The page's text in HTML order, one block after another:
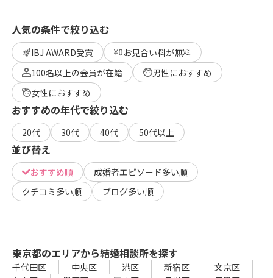
人気の条件で絞り込む
IBJ AWARD受賞
お見合い料が無料
100名以上の会員が在籍
男性におすすめ
女性におすすめ
おすすめの年代で絞り込む
20代 30代 40代 50代以上
並び替え
おすすめ順
成婚者エピソード多い順
クチコミ多い順
ブログ多い順
東京都のエリアから結婚相談所を探す
千代田区 中央区 港区 新宿区
文京区